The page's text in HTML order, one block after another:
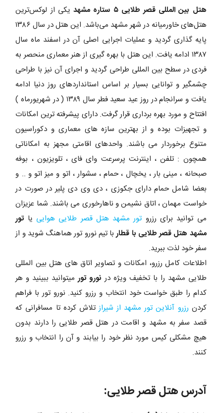
هتل بین المللی قصر طلایی ۵ ستاره مشهد
یکی از لوکس‌ترین
هتل‌های خاورمیانه در شهر مشهد می‌باشد. این هتل در سال ۱۳۸۶
پایه گذاری گردید و عملیات اجرایی اصلی آن در اسفند ماه سال
۱۳۸۷ ادامه یافت. این هتل با بهره گیری از هنر معماری منحصر به
فردی در سطح بین المللی طراحی گردید و اجرای آن نیز با طراحی
چشمگیر و توانایی بسیار بر اساس استانداردهای روز دنیا ادامه
یافت و سرانجام در روز عید سعید فطر سال ۱۳۸۹ ( در شهریورماه )
افتتاح و مورد بهره برداری قرار گرفت. دارای پیشرفته ترین امکانات
و تجهیزات بوده و از بهترین سازه های معماری و دکوراسیون
متنوع برخوردار می باشند. واحدهای اقامتی مجهز به امکاناتی
همچون : تلفن ، اینترنت پرسرعت وای فای ، تلویزیون ، بوفه
صبحانه ، مینی بار ، یخچال ، حمام ، سشوار ، اتو و میز اتو و .. و
بعضا شامل حمام دارای جکوزی ، دی وی دی پلیر در صورت در
خواست مهمان ، اتاق نشیمن و ناهارخوری می باشند. شما عزیزان
می توانید برای رزرو تور مشهد هتل قصر طلایی هوایی یا تور
مشهد هتل قصر طلایی با قطاربا تیم نورو تور هماهنگ شوید و از
سفر خود لذت ببرید.
اطلاعات کامل رزرو، امکانات و تصاویر اتاق های هتل بین المللی
طلایی مشهد را با تخفیف ویژه در نورو تور میتوانید ببینید و هر
کدام را طبق خواست خود انتخاب و رزرو کنید. نورو تور با فراهم
کردن رزرو آنلاین تور مشهد از شیرازتلاش کرده تا مسافرانی که
قصد سفر به مشهد و اقامت در هتل قصر طلایی را دارند بدون
هیچ مشکلی کیس مورد نظر خود را بیابند و آن را انتخاب و رزرو
کنند.
آدرس هتل قصر طلایی: